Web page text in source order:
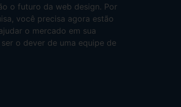
o futuro da web design. Por
você precisa agora estão
o mercado em sua
o dever de uma equipe de